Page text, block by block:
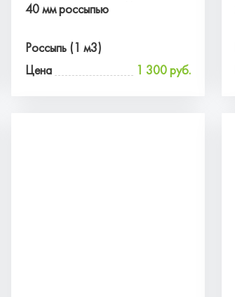
40 мм россыпью
Россыпь (1 м3)
Цена
1 300 руб.